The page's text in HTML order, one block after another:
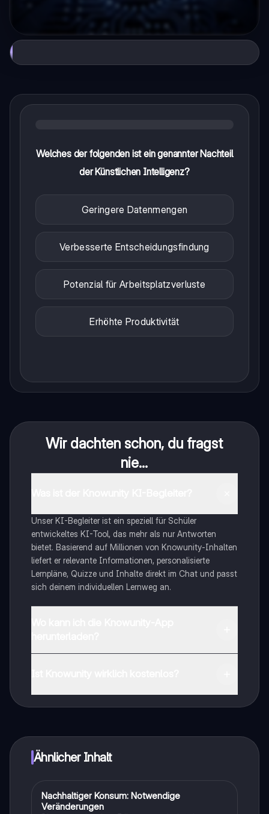
Welches der folgenden ist ein genannter Nachteil
der Künstlichen Intelligenz?
Geringere Datenmengen
Verbesserte Entscheidungsfindung
Potenzial für Arbeitsplatzverluste
Erhöhte Produktivität
Wir dachten schon, du fragst
nie...
Unser KI-Begleiter ist ein speziell für Schüler
entwickeltes KI-Tool, das mehr als nur Antworten
bietet. Basierend auf Millionen von Knowunity-Inhalten
liefert er relevante Informationen, personalisierte
Lernpläne, Quizze und Inhalte direkt im Chat und passt
sich deinem individuellen Lernweg an.
Ähnlicher Inhalt
Deutsch
Nachhaltiger Konsum: Notwendige
Veränderungen